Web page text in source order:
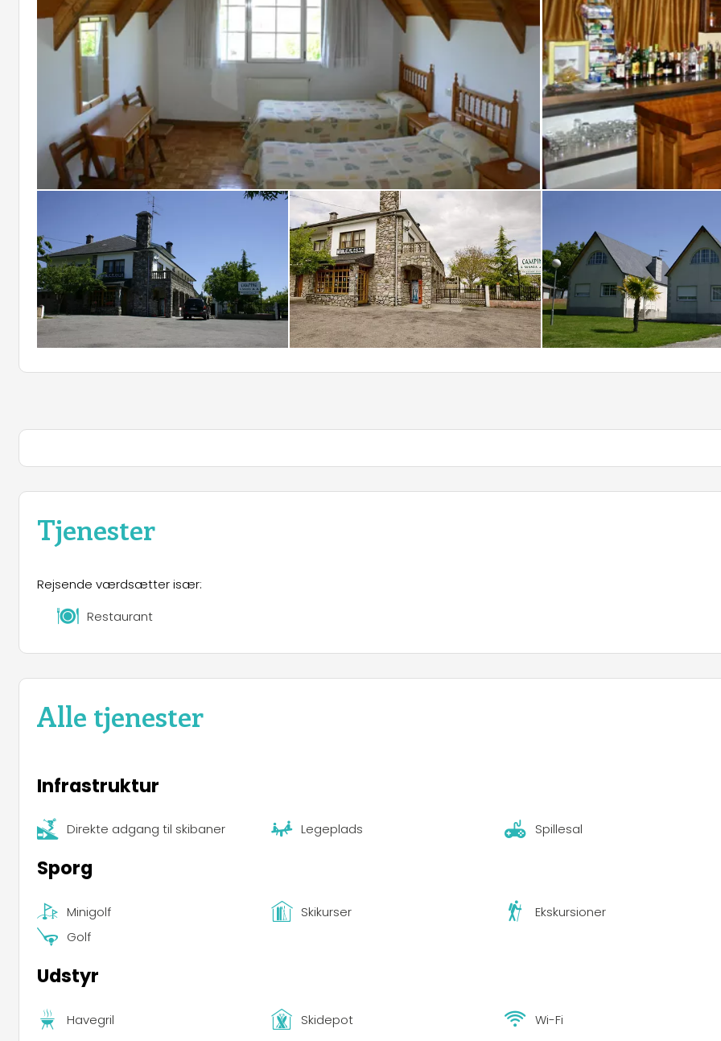
Tjenester
Rejsende værdsætter især:
Restaurant
Alle tjenester
Infrastruktur
Direkte adgang til skibaner Legeplads Spillesal
Sporg
Minigolf Skikurser
Ekskursioner
Golf
Udstyr
Havegril Skidepot Wi-Fi